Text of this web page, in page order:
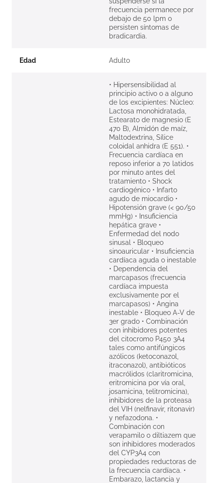
frecuencia permanece por
debajo de 50 lpm o
persisten síntomas de
bradicardia.
Edad Adulto
• Hipersensibilidad al
principio activo o a alguno
de los excipientes: Núcleo:
Lactosa monohidratada,
Estearato de magnesio (E
470 B), Almidón de maíz,
Maltodextrina, Sílice
coloidal anhidra (E 551). •
Frecuencia cardíaca en
reposo inferior a 70 latidos
por minuto antes del
tratamiento • Shock
cardiogénico • Infarto
agudo de miocardio •
Hipotensión grave (< 90/50
mmHg) • Insuficiencia
hepática grave •
Enfermedad del nodo
sinusal • Bloqueo
sinoauricular • Insuficiencia
cardíaca aguda o inestable
• Dependencia del
marcapasos (frecuencia
cardíaca impuesta
exclusivamente por el
marcapasos) • Angina
inestable • Bloqueo A-V de
3er grado • Combinación
con inhibidores potentes
del citocromo P450 3A4
tales como antifúngicos
azólicos (ketoconazol,
itraconazol), antibióticos
macrólidos (claritromicina,
eritromicina por vía oral,
josamicina, telitromicina),
inhibidores de la proteasa
del VIH (nelfinavir, ritonavir)
y nefazodona. •
Combinación con
verapamilo o diltiazem que
son inhibidores moderados
del CYP3A4 con
propiedades reductoras de
la frecuencia cardíaca. •
Embarazo, lactancia y